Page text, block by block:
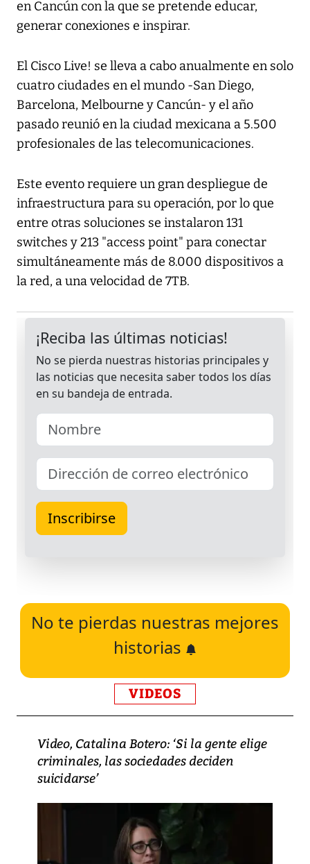
en Cancún con la que se pretende educar,
generar conexiones e inspirar.
El Cisco Live! se lleva a cabo anualmente en solo
cuatro ciudades en el mundo -San Diego,
Barcelona, Melbourne y Cancún- y el año
pasado reunió en la ciudad mexicana a 5.500
profesionales de las telecomunicaciones.
Este evento requiere un gran despliegue de
infraestructura para su operación, por lo que
entre otras soluciones se instalaron 131
switches y 213 "access point" para conectar
simultáneamente más de 8.000 dispositivos a
la red, a una velocidad de 7TB.
No te pierdas nuestras mejores
historias
VIDEOS
Video, Catalina Botero: ‘Si la gente elige
criminales, las sociedades deciden
suicidarse’